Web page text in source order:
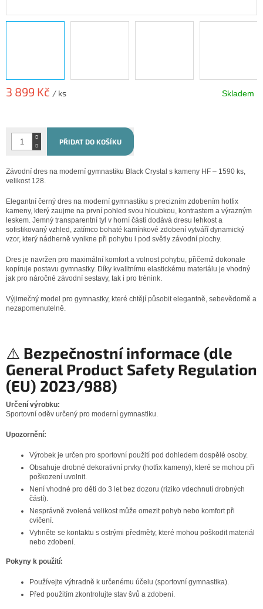
3 899 Kč / ks
Skladem
PŘIDAT DO KOŠÍKU
Závodní dres na moderní gymnastiku Black Crystal s kameny HF – 1590 ks,
velikost 128.
Elegantní černý dres na moderní gymnastiku s precizním zdobením hotfix
kameny, který zaujme na první pohled svou hloubkou, kontrastem a výrazným
leskem. Jemný transparentní tyl v horní části dodává dresu lehkost a
sofistikovaný vzhled, zatímco bohaté kamínkové zdobení vytváří dynamický
vzor, který nádherně vynikne při pohybu i pod světly závodní plochy.
Dres je navržen pro maximální komfort a volnost pohybu, přičemž dokonale
kopíruje postavu gymnastky. Díky kvalitnímu elastickému materiálu je vhodný
jak pro náročné závodní sestavy, tak i pro trénink.
Výjimečný model pro gymnastky, které chtějí působit elegantně, sebevědomě a
nezapomenutelně.
⚠️ Bezpečnostní informace (dle
General Product Safety Regulation
(EU) 2023/988)
Určení výrobku:
Sportovní oděv určený pro moderní gymnastiku.
Upozornění:
Výrobek je určen pro sportovní použití pod dohledem dospělé osoby.
Obsahuje drobné dekorativní prvky (hotfix kameny), které se mohou při
poškození uvolnit.
Není vhodné pro děti do 3 let bez dozoru (riziko vdechnutí drobných
částí).
Nesprávně zvolená velikost může omezit pohyb nebo komfort při
cvičení.
Vyhněte se kontaktu s ostrými předměty, které mohou poškodit materiál
nebo zdobení.
Pokyny k použití:
Používejte výhradně k určenému účelu (sportovní gymnastika).
Před použitím zkontrolujte stav švů a zdobení.